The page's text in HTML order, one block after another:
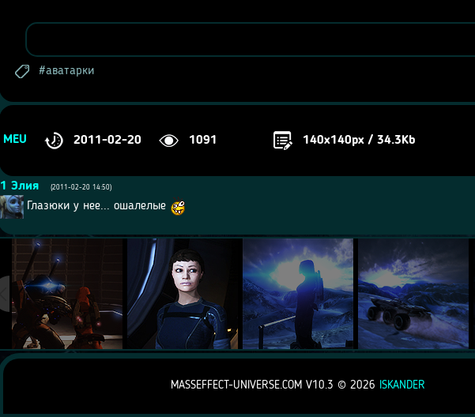
аватарки
MEU 2011-02-20 1091 140x140px / 34.3Kb
1 Элия (2011-02-20 14:50)
Глазюки у нее... ошалелые
MASSEFFECT-UNIVERSE.COM V10.3 © 2026 ISKANDER